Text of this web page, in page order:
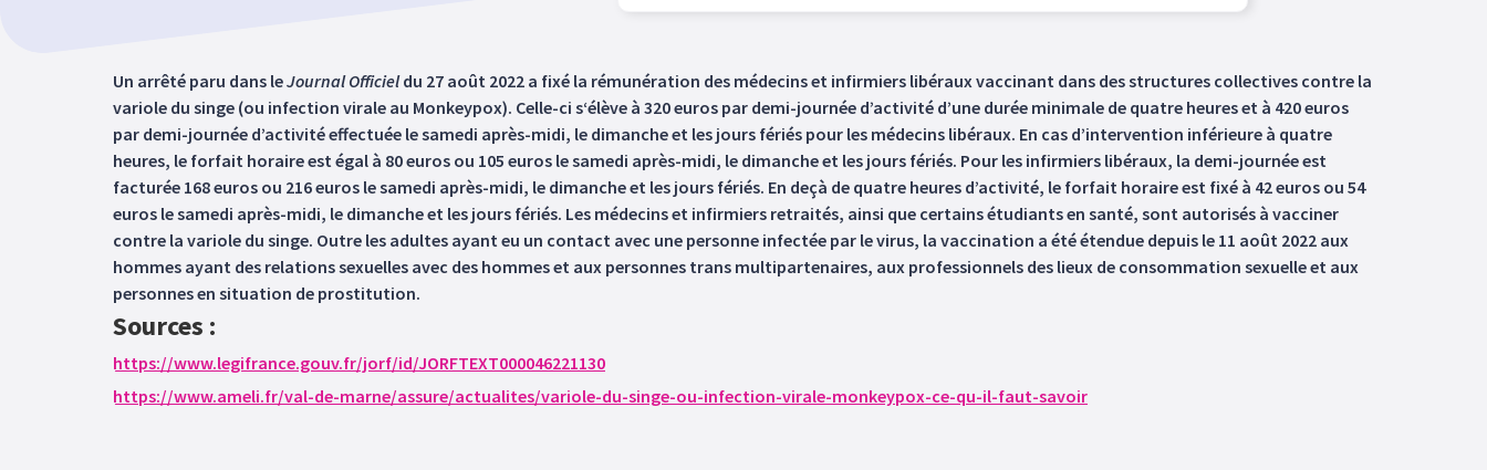
Un arrêté paru dans leJournal Officieldu 27 août 2022 a fixé la rémunération des médecins et infirmiers libéraux vaccinant dans des structures collectives contre la
variole du singe (ou infection virale au Monkeypox). Celle-ci s‘élève à 320 euros par demi-journée d’activité d’une durée minimale de quatre heures et à 420 euros
par demi-journée d’activité effectuée le samedi après-midi, le dimanche et les jours fériés pour les médecins libéraux. En cas d’intervention inférieure à quatre
heures, le forfait horaire est égal à 80 euros ou 105 euros le samedi après-midi, le dimanche et les jours fériés. Pour les infirmiers libéraux, la demi-journée est
facturée 168 euros ou 216 euros le samedi après-midi, le dimanche et les jours fériés. En deçà de quatre heures d’activité, le forfait horaire est fixé à 42 euros ou 54
euros le samedi après-midi, le dimanche et les jours fériés. Les médecins et infirmiers retraités, ainsi que certains étudiants en santé, sont autorisés à vacciner
contre la variole du singe. Outre les adultes ayant eu un contact avec une personne infectée par le virus, la vaccination a été étendue depuis le 11 août 2022 aux
hommes ayant des relations sexuelles avec des hommes et aux personnes trans multipartenaires, aux professionnels des lieux de consommation sexuelle et aux
personnes en situation de prostitution.
Sources :
https://www.legifrance.gouv.fr/jorf/id/JORFTEXT000046221130
https://www.ameli.fr/val-de-marne/assure/actualites/variole-du-singe-ou-infection-virale-monkeypox-ce-qu-il-faut-savoir